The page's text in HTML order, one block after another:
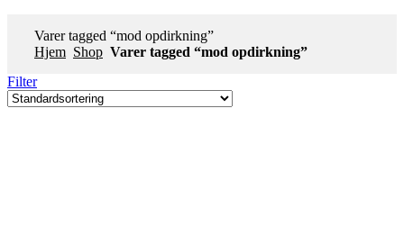
Varer tagged “mod opdirkning”
Hjem Shop Varer tagged “mod opdirkning”
Filter